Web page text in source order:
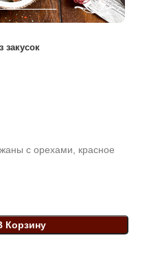
закусок
с орехами, красное
Корзину